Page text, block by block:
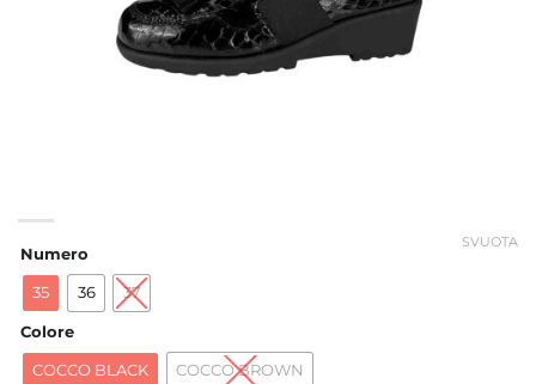
Numero
35 36 37
Colore
COCCO BLACK COCCO BROWN
SVUOTA